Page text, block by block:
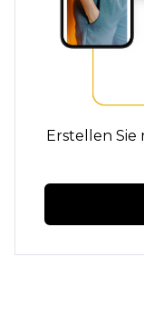
Erstellen Sie